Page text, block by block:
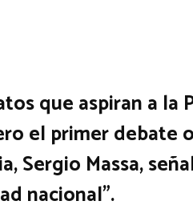
que aspiran a
el primer debate
Sergio Massa,
nacional”.